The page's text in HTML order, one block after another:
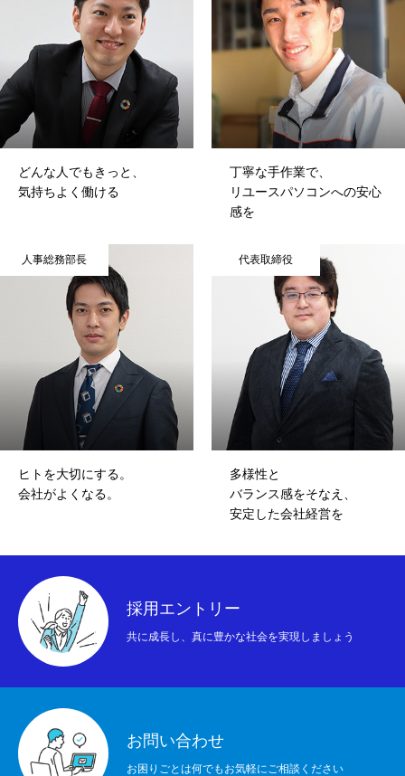
COMPANY
BUSINESS
RECRUIT
PCコンフル
COMPANY RECRUIT PCコンフル 個人
どんな人でもきっと、
気持ちよく働ける
丁寧な手作業で、
リユースパソコンへの安心
感を
人事総務部長
ヒトを大切にする。
会社がよくなる。
代表取締役
多様性と
バランス感をそなえ、
安定した会社経営を
採用エントリー
共に成長し、真に豊かな社会を実現しましょう
お問い合わせ
お困りごとは何でもお気軽にご相談ください